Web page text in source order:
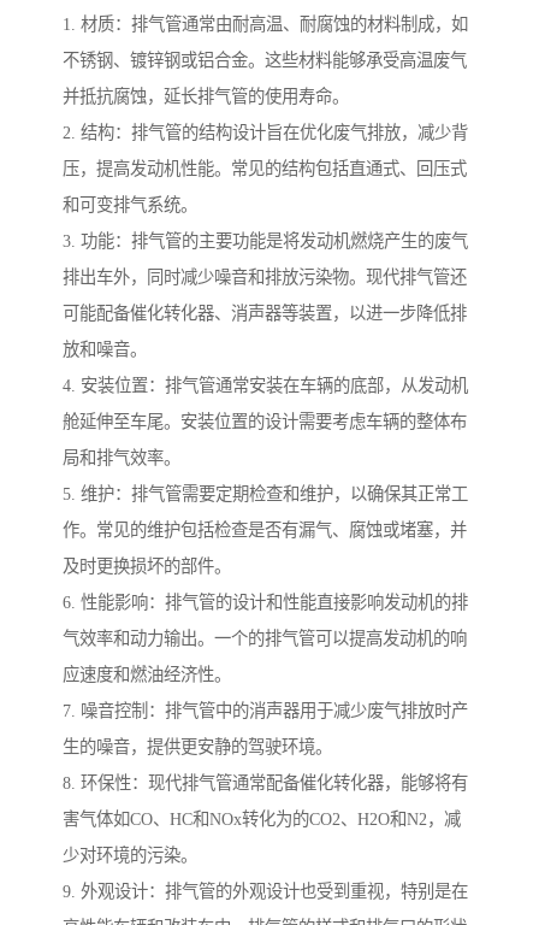
1. 材质：排气管通常由耐高温、耐腐蚀的材料制成，如
不锈钢、镀锌钢或铝合金。这些材料能够承受高温废气
并抵抗腐蚀，延长排气管的使用寿命。
2. 结构：排气管的结构设计旨在优化废气排放，减少背
压，提高发动机性能。常见的结构包括直通式、回压式
和可变排气系统。
3. 功能：排气管的主要功能是将发动机燃烧产生的废气
排出车外，同时减少噪音和排放污染物。现代排气管还
可能配备催化转化器、消声器等装置，以进一步降低排
放和噪音。
4. 安装位置：排气管通常安装在车辆的底部，从发动机
舱延伸至车尾。安装位置的设计需要考虑车辆的整体布
局和排气效率。
5. 维护：排气管需要定期检查和维护，以确保其正常工
作。常见的维护包括检查是否有漏气、腐蚀或堵塞，并
及时更换损坏的部件。
6. 性能影响：排气管的设计和性能直接影响发动机的排
气效率和动力输出。一个的排气管可以提高发动机的响
应速度和燃油经济性。
7. 噪音控制：排气管中的消声器用于减少废气排放时产
生的噪音，提供更安静的驾驶环境。
8. 环保性：现代排气管通常配备催化转化器，能够将有
害气体如CO、HC和NOx转化为的CO2、H2O和N2，减
少对环境的污染。
9. 外观设计：排气管的外观设计也受到重视，特别是在